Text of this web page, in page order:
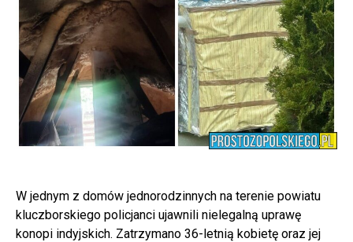
W jednym z domów jednorodzinnych na terenie powiatu
kluczborskiego policjanci ujawnili nielegalną uprawę
konopi indyjskich. Zatrzymano 36-letnią kobietę oraz jej